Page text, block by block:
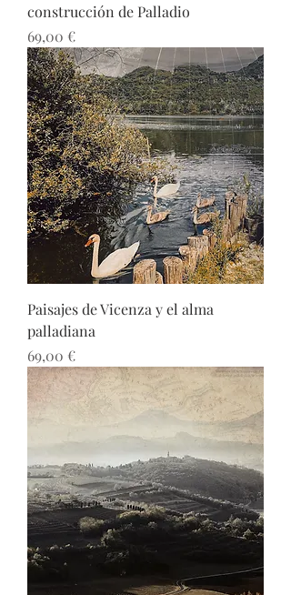
construcción de Palladio
Precio
69,00 €
Paisajes de Vicenza y el alma
palladiana
Precio
69,00 €